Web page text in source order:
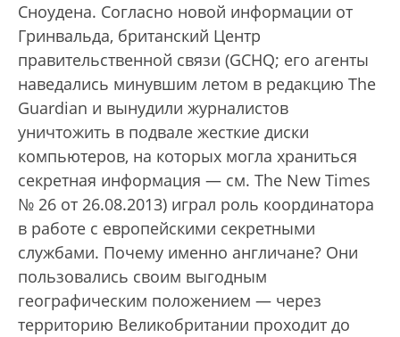
Сноудена. Согласно новой информации от
Гринвальда, британский Центр
правительственной связи (GCHQ; его агенты
наведались минувшим летом в редакцию The
Guardian и вынудили журналистов
уничтожить в подвале жесткие диски
компьютеров, на которых могла храниться
секретная информация — см. The New Times
№ 26 от 26.08.2013) играл роль координатора
в работе с европейскими секретными
службами. Почему именно англичане? Они
пользовались своим выгодным
географическим положением — через
территорию Великобритании проходит до